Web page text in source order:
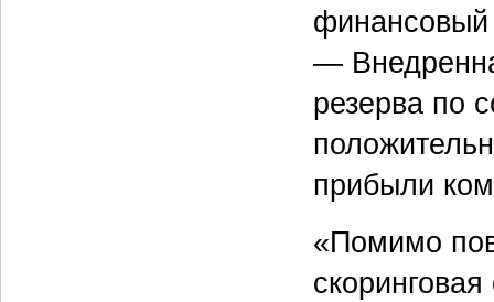
финансовый
—
резерва по
прибыли
«Помимо